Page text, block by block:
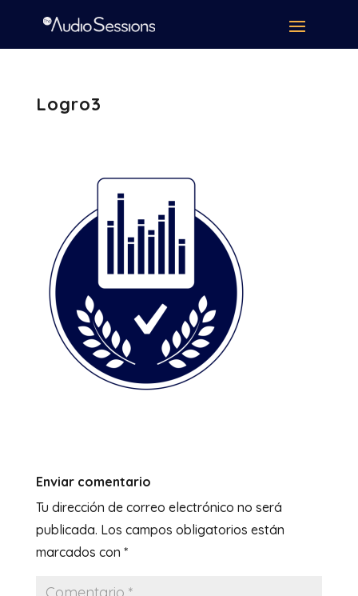
Logro3
Enviar comentario
Tu dirección de correo electrónico no será
publicada. Los campos obligatorios están
marcados con *